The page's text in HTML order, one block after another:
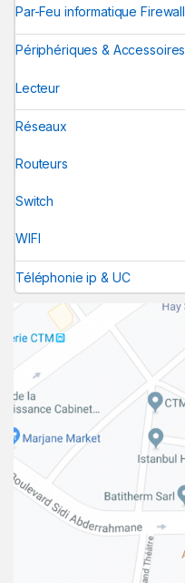
Par-Feu informatique Firewall
Périphériques & Accessoires
Lecteur
Réseaux
Routeurs
Switch
WIFI
Téléphonie ip & UC